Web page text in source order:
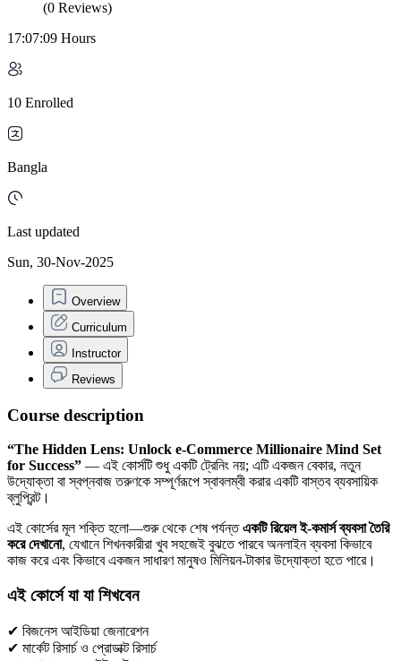
(0 Reviews)
17:07:09 Hours
10 Enrolled
Bangla
Last updated
Sun, 30-Nov-2025
Overview
Curriculum
Instructor
Reviews
Course description
“The Hidden Lens: Unlock e-Commerce Millionaire Mind Set
for Success” — এই কোর্সটি শুধু একটি ট্রেনিং নয়; এটি একজন বেকার, নতুন
উদ্যোক্তা বা স্বপ্নবাজ তরুণকে সম্পূর্ণরূপে স্বাবলম্বী করার একটি বাস্তব ব্যবসায়িক
ব্লুপ্রিন্ট।
এই কোর্সের মূল শক্তি হলো—শুরু থেকে শেষ পর্যন্তএকটি রিয়েল ই-কমার্স ব্যবসা তৈরি
করে দেখানো, যেখানে শিখনকারীরা খুব সহজেই বুঝতে পারবে অনলাইন ব্যবসা কিভাবে
কাজ করে এবং কিভাবে একজন সাধারণ মানুষও মিলিয়ন-টাকার উদ্যোক্তা হতে পারে।
এই কোর্সে যা যা শিখবেন
✔ বিজনেস আইডিয়া জেনারেশন
✔ মার্কেট রিসার্চ ও প্রোডাক্ট রিসার্চ